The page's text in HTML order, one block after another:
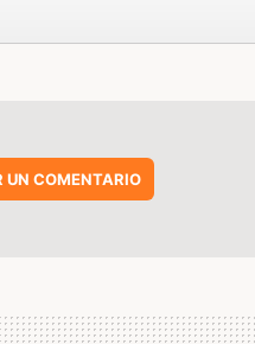
UN COMENTARIO